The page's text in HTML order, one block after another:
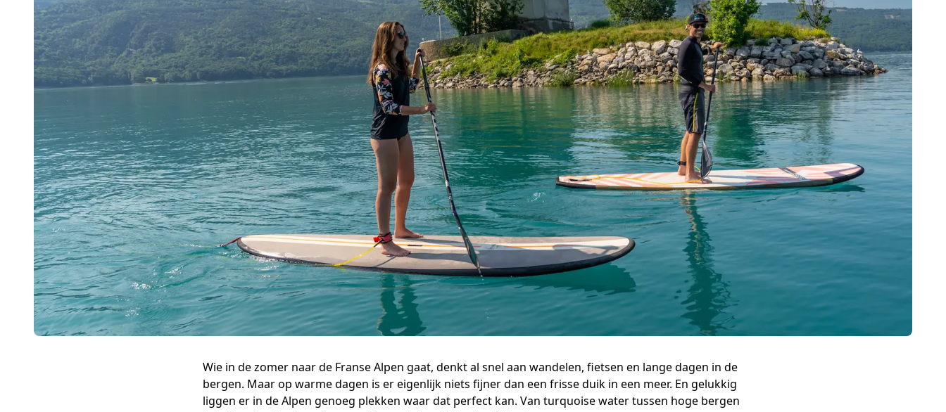
Wie in de zomer naar de Franse Alpen gaat, denkt al snel aan wandelen, fietsen en lange dagen in de
bergen. Maar op warme dagen is er eigenlijk niets fijner dan een frisse duik in een meer. En gelukkig
liggen er in de Alpen genoeg plekken waar dat perfect kan. Van turquoise water tussen hoge bergen